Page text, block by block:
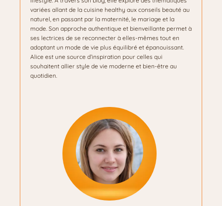
variées allant de la cuisine healthy aux conseils beauté au
naturel, en passant par la maternité, le mariage et la
mode. Son approche authentique et bienveillante permet à
ses lectrices de se reconnecter à elles-mêmes tout en
adoptant un mode de vie plus équilibré et épanouissant.
Alice est une source d’inspiration pour celles qui
souhaitent allier style de vie moderne et bien-être au
quotidien.